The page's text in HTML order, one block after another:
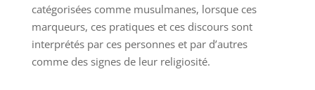
catégorisées comme musulmanes, lorsque ces
marqueurs, ces pratiques et ces discours sont
interprétés par ces personnes et par d’autres
comme des signes de leur religiosité.